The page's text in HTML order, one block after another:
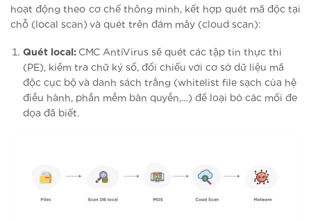
hoạt động theo cơ chế thông minh, kết hợp quét mã độc tại
chỗ (local scan) và quét trên đám mây (cloud scan):
Quét local: CMC AntiVirus sẽ quét các tập tin thực thi
(PE), kiểm tra chữ ký số, đối chiếu với cơ sở dữ liệu mã
độc cục bộ và danh sách trắng (whitelist file sạch của hệ
điều hành, phần mềm bản quyền,…) để loại bỏ các mối đe
dọa đã biết.